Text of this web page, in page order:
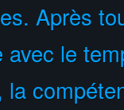
Après
le